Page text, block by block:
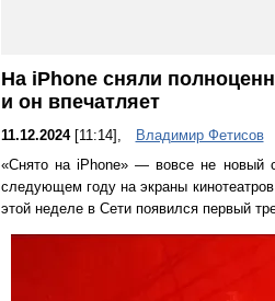
На iPhone сняли
и он впечатляет
11.12.2024[11:14],
Владимир Фетисов
«Снято на iPhone» — вовсе не новый
следующем году на экраны
этой неделе в Сети появился первый